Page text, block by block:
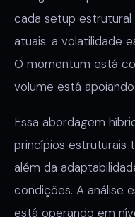
cada setup
atuais: a volatilidade
O momentum está
volume está
Essa abordagem
princípios estruturais
além da
condições. A análise
está operando em